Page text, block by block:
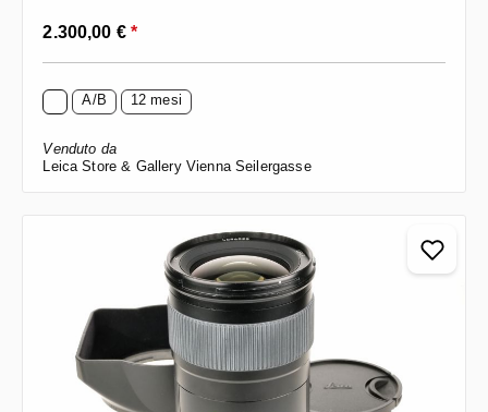
Prezzo normale:
2.300,00 €*
A/B 12 mesi
Venduto da
Leica Store & Gallery Vienna Seilergasse